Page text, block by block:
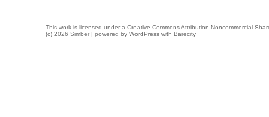
This work is licensed under a Creative Commons Attribution-Noncommercial-
(c) 2026 Simber | powered by WordPress with Barecity